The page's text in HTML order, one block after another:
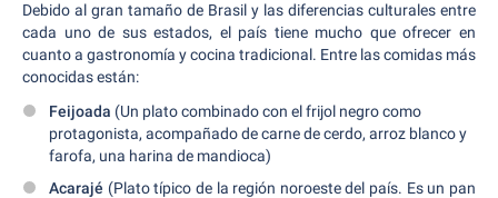
Debido al gran tamaño de Brasil y las diferencias culturales entre
cada uno de sus estados, el país tiene mucho que ofrecer en
cuanto a gastronomía y cocina tradicional. Entre las comidas más
conocidas están:
Feijoada (Un plato combinado con el frijol negro como
protagonista, acompañado de carne de cerdo, arroz blanco y
farofa, una harina de mandioca)
Acarajé (Plato típico de la región noroeste del país. Es un pan